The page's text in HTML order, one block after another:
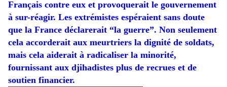
Français contre eux et provoquerait le gouvernement
à sur-réagir. Les extrémistes espéraient sans doute
que la France déclarerait “la guerre”. Non seulement
cela accorderait aux meurtriers la dignité de soldats,
mais cela aiderait à radicaliser la minorité,
fournissant aux djihadistes plus de recrues et de
soutien financier.